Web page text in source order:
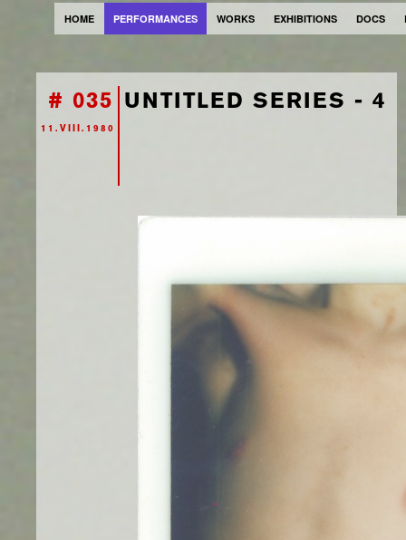
HOME PERFORMANCES WORKS EXHIBITIONS DOCS
# 035
11.VIII.1980
UNTITLED SERIES - 4